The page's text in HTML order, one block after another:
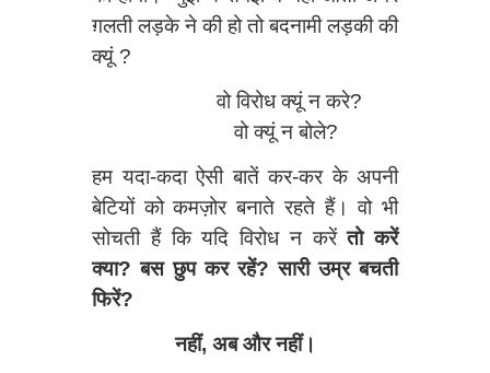
ग़लती लड़के ने की हो तो बदनामी लड़की की
क्यूं ?
वो विरोध क्यूं न करे?
वो क्यूं न बोले?
हम यदा-कदा ऐसी बातें कर-कर के अपनी
बेटियों को कमज़ोर बनाते रहते हैं। वो भी
सोचती हैं कि यदि विरोध न करेंतो करें
क्या? बस छुप कर रहें? सारी उम्र बचती
फिरें?
नहीं, अब और नहीं।